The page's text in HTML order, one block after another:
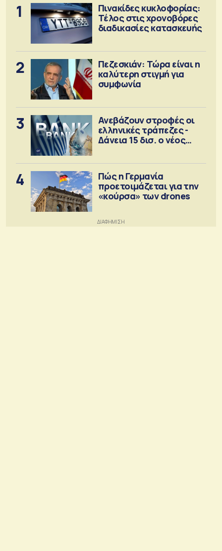
1
Πινακίδες κυκλοφορίας:
Τέλος στις χρονοβόρες
διαδικασίες κατασκευής
2
Πεζεσκιάν: Τώρα είναι η
καλύτερη στιγμή για
συμφωνία
3
Ανεβάζουν στροφές οι
ελληνικές τράπεζες -
Δάνεια 15 δισ. ο νέος
4
Πώς η Γερμανία
προετοιμάζεται για την
«κούρσα» των drones